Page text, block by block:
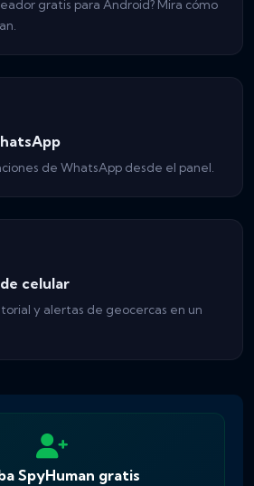
gratis para Android? Mira cómo
de WhatsApp desde el panel.
celular
y alertas de geocercas en un
SpyHuman gratis